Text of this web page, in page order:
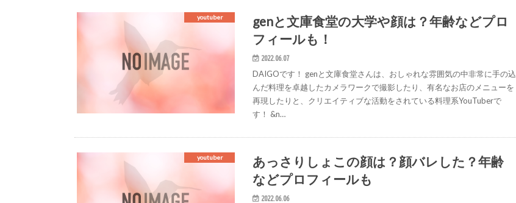
youtuber
genと文庫食堂の大学や顔は？年齢などプロ
フィールも！
2022.06.07
DAIGOです！ genと文庫食堂さんは、おしゃれな雰囲気の中非常に手の込
んだ料理を卓越したカメラワークで撮影したり、有名なお店のメニューを
再現したりと、クリエイティブな活動をされている料理系YouTuberで
す！ &n…
youtuber
あっさりしょこの顔は？顔バレした？年齢
などプロフィールも
2022.06.06